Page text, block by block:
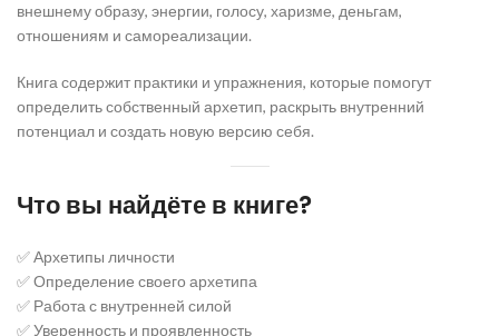
внешнему образу, энергии, голосу, харизме, деньгам,
отношениям и самореализации.
Книга содержит практики и упражнения, которые помогут
определить собственный архетип, раскрыть внутренний
потенциал и создать новую версию себя.
Что вы найдёте в книге?
✅ Архетипы личности
✅ Определение своего архетипа
✅ Работа с внутренней силой
✅ Уверенность и проявленность